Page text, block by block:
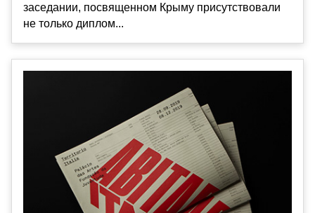
заседании, посвященном Крыму присутствовали
не только диплом...